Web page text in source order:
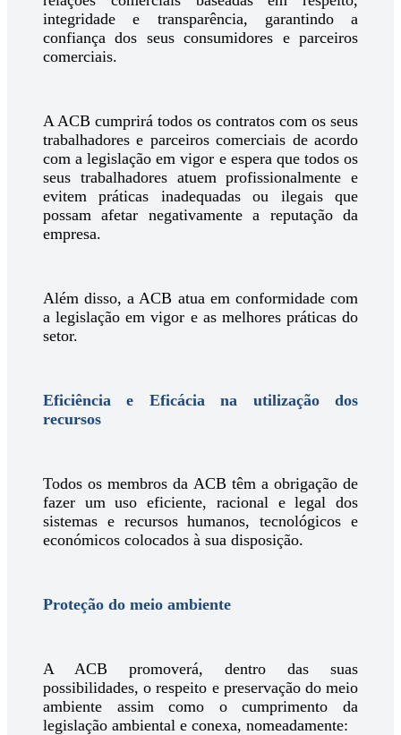
integridade e transparência, garantindo a
confiança dos seus consumidores e parceiros
comerciais.
A ACB cumprirá todos os contratos com os seus
trabalhadores e parceiros comerciais de acordo
com a legislação em vigor e espera que todos os
seus trabalhadores atuem profissionalmente e
evitem práticas inadequadas ou ilegais que
possam afetar negativamente a reputação da
empresa.
Além disso, a ACB atua em conformidade com
a legislação em vigor e as melhores práticas do
setor.
Eficiência e Eficácia na utilização dos
recursos
Todos os membros da ACB têm a obrigação de
fazer um uso eficiente, racional e legal dos
sistemas e recursos humanos, tecnológicos e
económicos colocados à sua disposição.
Proteção do meio ambiente
A ACB promoverá, dentro das suas
possibilidades, o respeito e preservação do meio
ambiente assim como o cumprimento da
legislação ambiental e conexa, nomeadamente: